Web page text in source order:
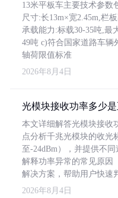
13米平板车主要技术参数
尺寸:长13m×宽2.45m,栏
承载能力:标载30-35吨,最
49吨 c)符合国家道路车辆
轴荷限值标准
2026年8月4日
光模块接收功率多少是
本文详细解答光模块接收
点分析千兆光模块的收光
至-24dBm），并提供不
解释功率异常的常见原因
解决方案，帮助用户快速
2026年8月4日